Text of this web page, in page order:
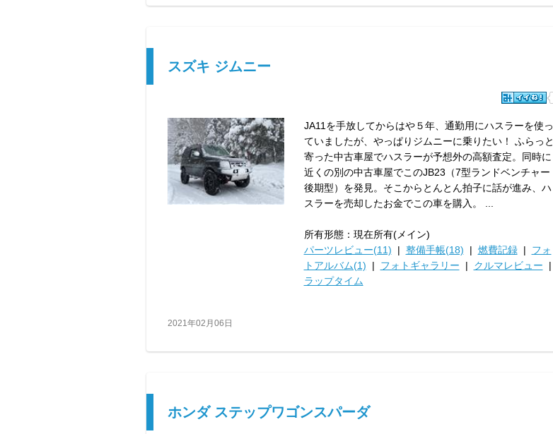
スズキ ジムニー
JA11を手放してからはや５年、通勤用にハスラーを使っ
ていましたが、やっぱりジムニーに乗りたい！ ふらっと
寄った中古車屋でハスラーが予想外の高額査定。同時に
近くの別の中古車屋でこのJB23（7型ランドベンチャー
後期型）を発見。そこからとんとん拍子に話が進み、ハ
スラーを売却したお金でこの車を購入。 ...
所有形態：現在所有(メイン)
パーツレビュー(11) | 整備手帳(18) | 燃費記録| フォ
トアルバム(1) | フォトギャラリー | クルマレビュー |
ラップタイム
2021年02月06日
ホンダ ステップワゴンスパーダ